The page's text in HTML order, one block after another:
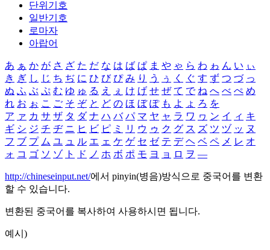
단위기호
일반기호
로마자
아랍어
あ ぁ か が さ ざ た だ な は ば ぱ ま や ゃ ら わ ゎ ん い ぃ
き ぎ し じ ち ぢ に ひ び ぴ み り う ぅ く ぐ す ず つ づ っ
ぬ ふ ぶ ぷ む ゆ ゅ る え ぇ け げ せ ぜ て で ね へ べ ぺ め
れ お ぉ こ ご そ ぞ と ど の ほ ぼ ぽ も よ ょ ろ を
ア ァ カ サ ザ タ ダ ナ ハ バ パ マ ヤ ャ ラ ワ ヮ ン イ ィ キ
ギ シ ジ チ ヂ ニ ヒ ビ ピ ミ リ ウ ゥ ク グ ス ズ ツ ヅ ッ ヌ
フ ブ プ ム ユ ュ ル エ ェ ケ ゲ セ ゼ テ デ ヘ ベ ペ メ レ オ
ォ コ ゴ ソ ゾ ト ド ノ ホ ボ ポ モ ヨ ョ ロ ヲ ―
http://chineseinput.net/에서 pinyin(병음)방식으로 중국어를 변환
할 수 있습니다.
변환된 중국어를 복사하여 사용하시면 됩니다.
예시)